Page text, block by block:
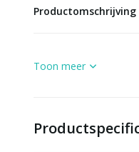
Productomschrijving
Toon meer